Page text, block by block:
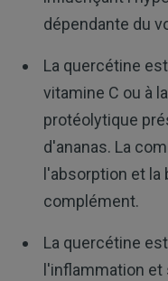
dépendante du
La quercétine
vitamine C ou à
protéolytique
d'ananas. La
l'absorption et
complément.
La quercétine
l'inflammation